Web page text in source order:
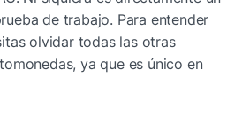
de trabajo. Para entender
olvidar todas las otras
ya que es único en